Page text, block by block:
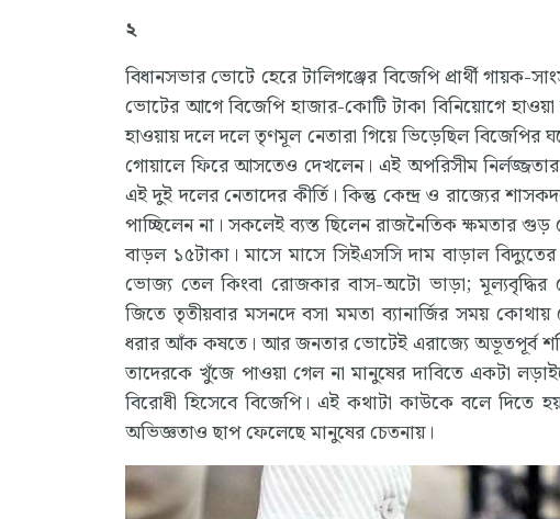
২
বিধানসভার ভোটে হেরে টালিগঞ্জের বিজেপি প্রার্থী
ভোটের আগে বিজেপি হাজার-কোটি টাকা বিনিয়োগে
হাওয়ায় দলে দলে তৃণমূল নেতারা গিয়ে ভিড়েছিল
গোয়ালে ফিরে আসতেও দেখলেন। এই অপরিসীম নির্লজ্জতার
এই দুই দলের নেতাদের কীর্তি। কিন্তু কেন্দ্র ও রাজ্যের
পাচ্ছিলেন না। সকলেই ব্যস্ত ছিলেন রাজনৈতিক ক্ষমতার
বাড়ল ১৫টাকা। মাসে মাসে সিইএসসি দাম বাড়াল
ভোজ্য তেল কিংবা রোজকার বাস-অটো ভাড়া;
জিতে তৃতীয়বার মসনদে বসা মমতা ব্যানার্জির সময়
ধরার আঁক কষতে। আর জনতার ভোটেই এরাজ্যে অভূতপূর্ব
তাদেরকে খুঁজে পাওয়া গেল না মানুষের দাবিতে একটা
বিরোধী হিসেবে বিজেপি। এই কথাটা কাউকে বলে দিতে
অভিজ্ঞতাও ছাপ ফেলেছে মানুষের চেতনায়।